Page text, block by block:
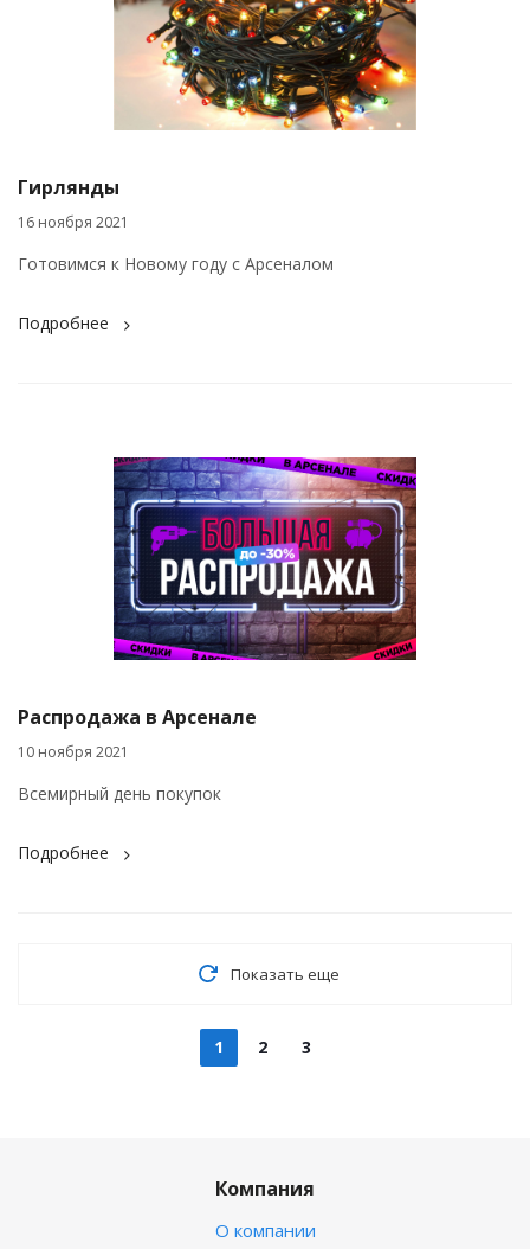
Гирлянды
16 ноября 2021
Готовимся к Новому году с Арсеналом
Подробнее
Распродажа в Арсенале
10 ноября 2021
Всемирный день покупок
Подробнее
Показать еще
1 2 3
Компания
О компании